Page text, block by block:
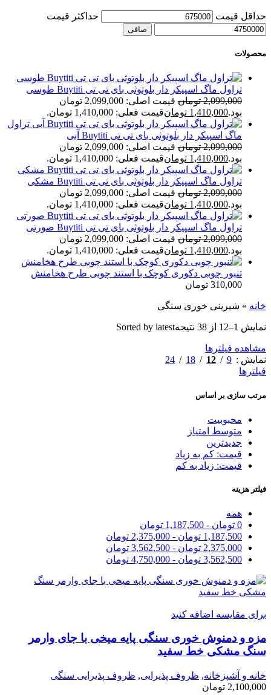
حداقل قیمت حداكثر قيمت
صافی
محصولات
تراول ماگ اسپیکر دار بلوتوثی بای تی تی Buytiti طوسی
2,099,000 تومان
قیمت اصلی: 2,099,000 تومان
بود.1,410,000 تومانقیمت فعلی: 1,410,000 تومان.
تراول
ماگ اسپیکر دار بلوتوثی بای تی تی Buytiti آبی
2,099,000 تومان
قیمت اصلی: 2,099,000 تومان
بود.1,410,000 تومانقیمت فعلی: 1,410,000 تومان.
تراول ماگ اسپیکر دار بلوتوثی بای تی تی Buytiti مشکی
2,099,000 تومان
قیمت اصلی: 2,099,000 تومان
بود.1,410,000 تومانقیمت فعلی: 1,410,000 تومان.
تراول ماگ اسپیکر دار بلوتوثی بای تی تی Buytiti صورتی
2,099,000 تومان
قیمت اصلی: 2,099,000 تومان
بود.1,410,000 تومانقیمت فعلی: 1,410,000 تومان.
تنبور چوبی دکوری کوچک با استند چوبی طرح هخامنش
310,000 تومان
خانه » شیرینی خوری سنگی
نمایش 1–12 از 38 نتیجه Sorted by latest
مشاهده فیلترها
نمایش
9
12
18
24
فیلترها
مرتب سازی بر اساس
محبوبیت
متوسط امتیاز
جدیدترین
قیمت: کم به زیاد
قیمت: زیاد به کم
فیلتر هزینه
همه
0 تومان -
1,187,500 تومان
1,187,500 تومان -
2,375,000 تومان
2,375,000 تومان -
3,562,500 تومان
3,562,500 تومان -
4,750,000 تومان
برای مقایسه اضافه کنید
مزه و دمنوش خوری سنگی پایه میخی با جای وارمر
سنگ مشکی خط سفید
خانه و آشپزخانه, ظروف پذیرایی, ظروف پذیرایی سنگی
2,100,000 تومان